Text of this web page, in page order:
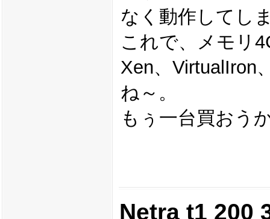
なく動作してし
これで、メモリ
Xen、VirtualIron
ね～。
もぅ一台買おう
Netra t1 200